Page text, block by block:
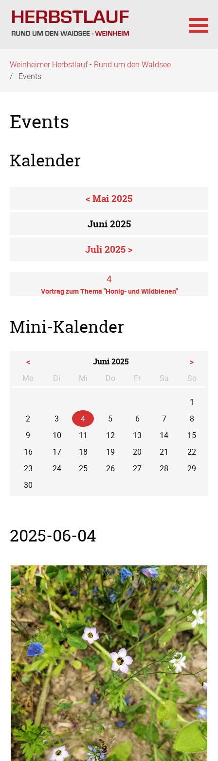
überspringen
Weinheimer Herbstlauf - Rund um den Waldsee
Events
Events
Kalender
< Mai 2025
Juni 2025
Juli 2025 >
4
Vortrag zum Thema "Honig- und Wildbienen"
Mini-Kalender
< Juni 2025
>
Mo
Di enstag
Mi ttwoch
Do nnerstag
Fr Sa mstagSo
1
2
3 4 5 6 7
8
9
10 11 12 13 14
15
16
17 18 19 20 21
22
23
24 25 26 27 28
29
30
2025-06-04